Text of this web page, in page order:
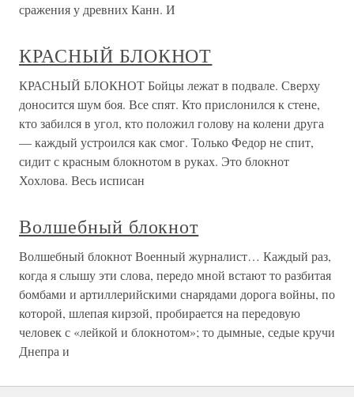
сражения у древних Канн. И
КРАСНЫЙ БЛОКНОТ
КРАСНЫЙ БЛОКНОТ Бойцы лежат в подвале. Сверху
доносится шум боя. Все спят. Кто прислонился к стене,
кто забился в угол, кто положил голову на колени друга
— каждый устроился как смог. Только Федор не спит,
сидит с красным блокнотом в руках. Это блокнот
Хохлова. Весь исписан
Волшебный блокнот
Волшебный блокнот Военный журналист… Каждый раз,
когда я слышу эти слова, передо мной встают то разбитая
бомбами и артиллерийскими снарядами дорога войны, по
которой, шлепая кирзой, пробирается на передовую
человек с «лейкой и блокнотом»; то дымные, седые кручи
Днепра и